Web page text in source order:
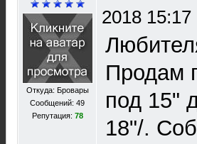
Откуда: Бровары
Сообщений: 49
Репутация: 78
2018 15:17
Продам
под 15"
18"/.